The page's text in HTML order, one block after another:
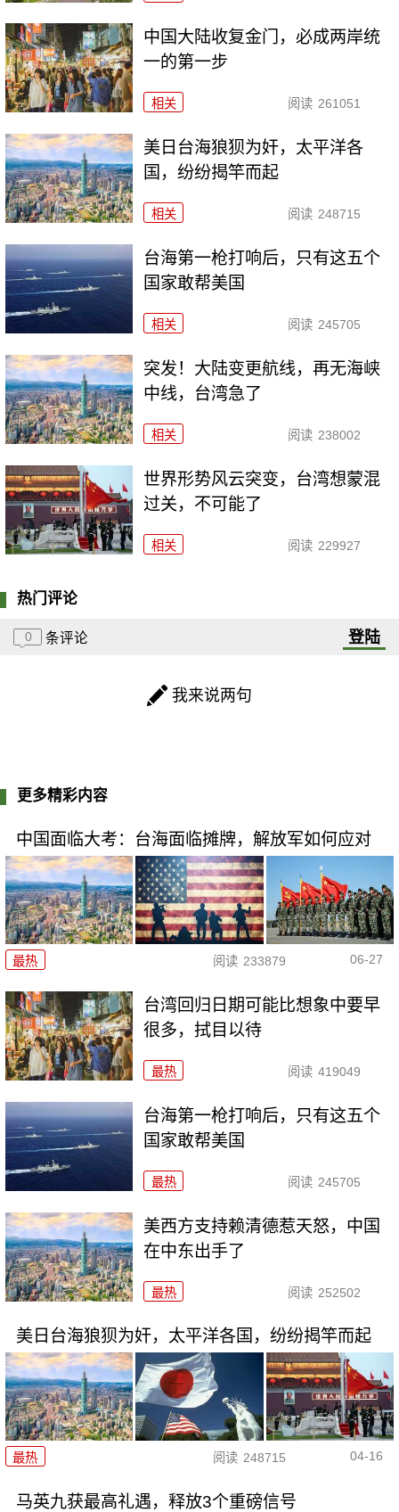
中国大陆收复金门，必成两岸统
一的第一步
相关 阅读 261051
美日台海狼狈为奸，太平洋各
国，纷纷揭竿而起
相关 阅读 248715
台海第一枪打响后，只有这五个
国家敢帮美国
相关 阅读 245705
突发！大陆变更航线，再无海峡
中线，台湾急了
相关 阅读 238002
世界形势风云突变，台湾想蒙混
过关，不可能了
相关 阅读 229927
热门评论
0 条评论 登陆
我来说两句
更多精彩内容
中国面临大考：台海面临摊牌，解放军如何应对
最热 阅读 233879 06-27
台湾回归日期可能比想象中要早
很多，拭目以待
最热 阅读 419049
台海第一枪打响后，只有这五个
国家敢帮美国
最热 阅读 245705
美西方支持赖清德惹天怒，中国
在中东出手了
最热 阅读 252502
美日台海狼狈为奸，太平洋各国，纷纷揭竿而起
最热 阅读 248715 04-16
马英九获最高礼遇，释放3个重磅信号